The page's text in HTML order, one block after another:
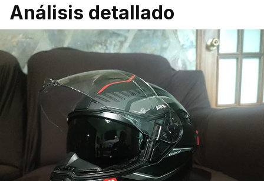
Análisis detallado